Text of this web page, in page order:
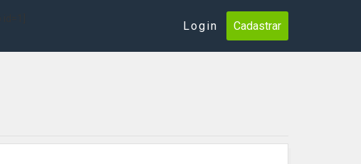
Login Cadastrar